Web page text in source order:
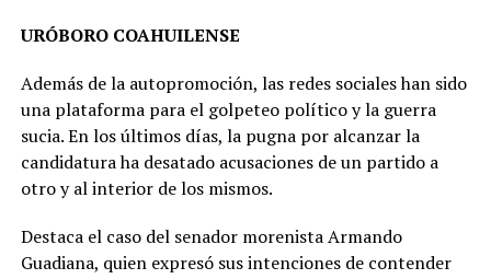
URÓBORO COAHUILENSE
Además de la autopromoción, las redes sociales han sido
una plataforma para el golpeteo político y la guerra
sucia. En los últimos días, la pugna por alcanzar la
candidatura ha desatado acusaciones de un partido a
otro y al interior de los mismos.
Destaca el caso del senador morenista Armando
Guadiana, quien expresó sus intenciones de contender